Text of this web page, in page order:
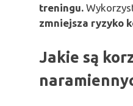
treningu.
zmniejsza ryzyko
Jakie są